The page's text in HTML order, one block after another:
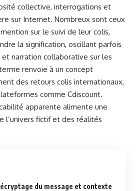
collective, interrogations et
sur Internet. Nombreux sont ceux
sur le suivi de leur colis,
la signification, oscillant parfois
narration collaborative sur les
renvoie à un concept
des retours colis internationaux,
comme Cdiscount.
apparente alimente une
l’univers fictif et des réalités
du message et contexte